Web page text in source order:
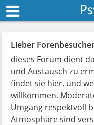
Lieber Forenbesucher
dieses Forum dient
und Austausch zu
findet sie hier, und
willkommen.
Umgang respektvoll
Atmosphäre sind